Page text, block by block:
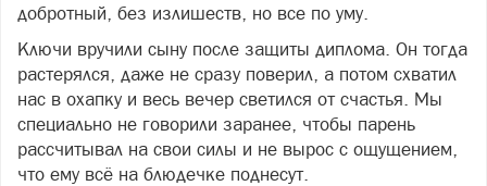
добротный, без излишеств, но все по уму.
Ключи вручили сыну после защиты диплома. Он тогда
растерялся, даже не сразу поверил, а потом схватил
нас в охапку и весь вечер светился от счастья. Мы
специально не говорили заранее, чтобы парень
рассчитывал на свои силы и не вырос с ощущением,
что ему всё на блюдечке поднесут.